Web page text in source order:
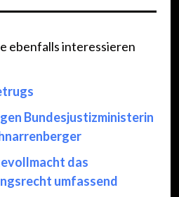
ebenfalls interessieren
Bundesjustizministerin
das
umfassend